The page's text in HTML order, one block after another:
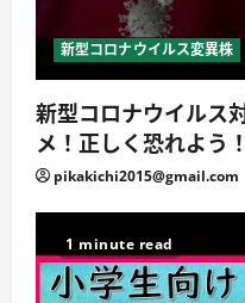
新型コロナウイルス変異株
新型コロナウイル
メ！正しく恐れよう
pikakichi2015@gmail.com
1 minute read